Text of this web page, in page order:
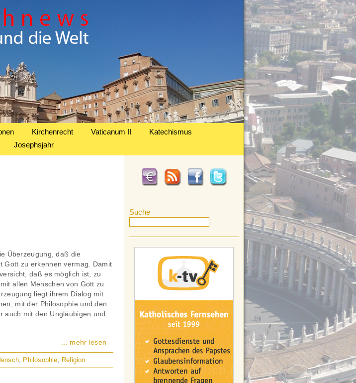
Kirchenrecht Vaticanum II
Katechismus
Josephsjahr
Suche
Überzeugung, daß die
Gott zu erkennen vermag. Damit
daß es möglich ist, zu
allen Menschen von Gott zu
liegt ihrem Dialog mit
mit der Philosophie und den
auch mit den Ungläubigen und
... mehr lesen
, Philosophie, Religion